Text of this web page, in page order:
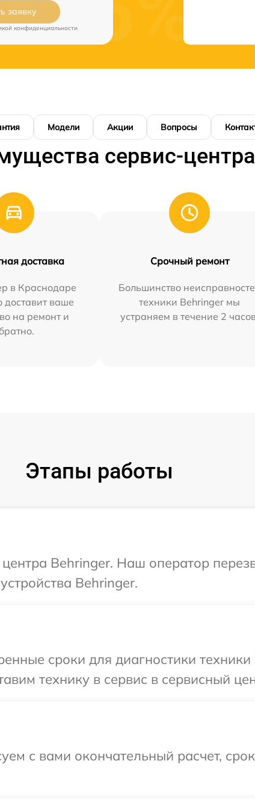
заявку
конфиденциальности
Модели Акции Вопросы
сервис-центра
доставка
в Краснодаре
доставит ваше
на ремонт и
Срочный ремонт
Большинство
техники Behringer мы
устраняем в течение 2
Этапы работы
центра Behringer. Наш оператор
Behringer.
сроки для диагностики
технику в сервис в сервисный
с вами окончательный расчет,